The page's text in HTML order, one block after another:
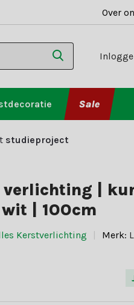
Over
Sale
studieproject
verlichting |
| 100cm
Kerstverlichting Merk: